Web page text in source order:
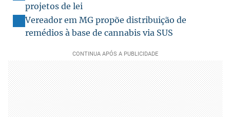
projetos de lei
Vereador em MG propõe distribuição de
remédios à base de cannabis via SUS